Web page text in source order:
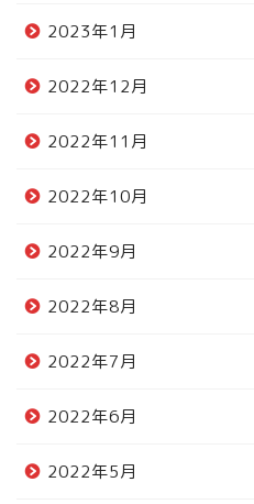
2023年1月
2022年12月
2022年11月
2022年10月
2022年9月
2022年8月
2022年7月
2022年6月
2022年5月